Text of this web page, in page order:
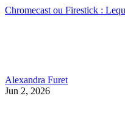
Chromecast ou Firestick :
Alexandra Furet
Jun 2, 2026